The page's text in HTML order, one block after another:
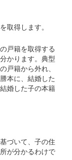
取得します。
戸籍を取得する
かります。典型
戸籍から外れ、
本に、結婚した
婚した子の本籍
づいて、子の住
が分かるわけで